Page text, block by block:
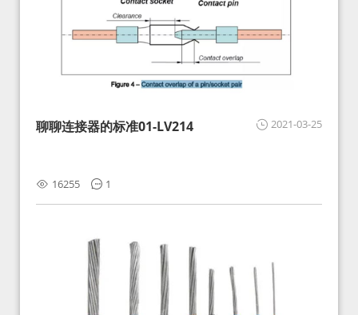
2021-03-25
聊聊连接器的标准01-LV214
16255 1